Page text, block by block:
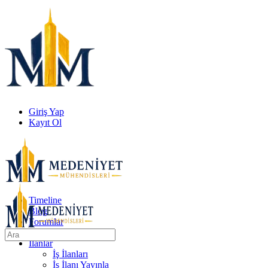
Giriş Yap
Kayıt Ol
Paneli
Değiştir
Timeline
Blog
Forumlar
Hesaplama Araçları
İlanlar
İş İlanları
İş İlanı Yayınla
Aramak
İçin: